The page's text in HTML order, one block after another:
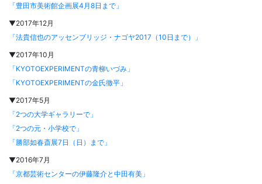
「豊田市美術館企画展4月8日まで」
▼2017年12月
「法貴信也のアッセンブリッジ・ナゴヤ2017（10日まで）」
▼2017年10月
「KYOTOEXPERIMENTの青柳いづみ」
「KYOTOEXPERIMENTの金氏徹平」
▼2017年5月
「2つの大学ギャラリーで」
「2つの元・小学校で」
「勝部如春斎展7日（日）まで」
▼2016年7月
「京都芸術センターの伊藤隆介と中田有美」